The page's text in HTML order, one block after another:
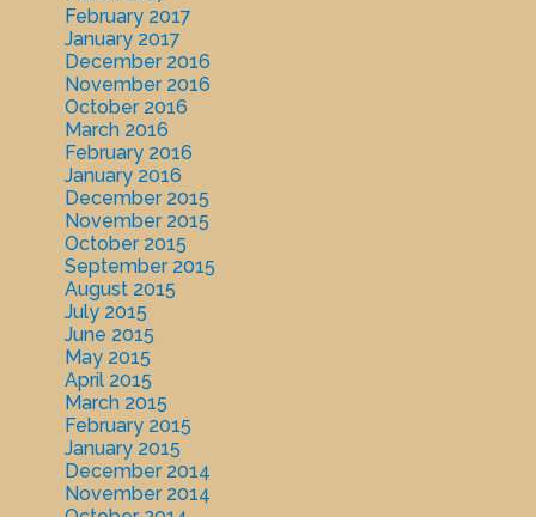
February 2017
January 2017
December 2016
November 2016
October 2016
March 2016
February 2016
January 2016
December 2015
November 2015
October 2015
September 2015
August 2015
July 2015
June 2015
May 2015
April 2015
March 2015
February 2015
January 2015
December 2014
November 2014